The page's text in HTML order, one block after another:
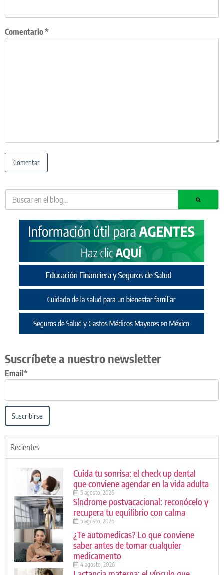
Comentario*
Suscríbete a nuestro newsletter
Email*
Suscribirse
Recientes
Cuida tu sonrisa: el check up dental
que conviene agendar en la vida adulta
5 agosto, 2026
Síndrome postvacacional: reconócelo y
recupera tu equilibrio con calma
5 agosto, 2026
¿Te automedicas? Lo que conviene
saber antes de tomar cualquier
medicamento
4 agosto, 2026